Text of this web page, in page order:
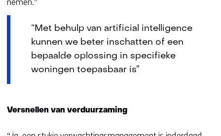
nemen.”
“Met behulp van artificial intelligence
kunnen we beter inschatten of een
bepaalde oplossing in specifieke
woningen toepasbaar is”
Versnellen van verduurzaming